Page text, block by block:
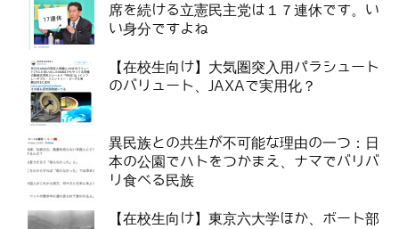
席を続ける立憲民主党は１７連休です。い
い身分ですよね
【在校生向け】大気圏突入用パラシュート
のバリュート、JAXAで実用化？
異民族との共生が不可能な理由の一つ：日
本の公園でハトをつかまえ、ナマでバリバ
リ食べる民族
【在校生向け】東京六大学ほか、ボート部